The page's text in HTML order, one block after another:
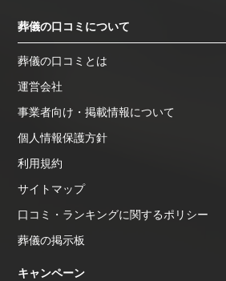
葬儀の口コミについて
葬儀の口コミとは
運営会社
事業者向け・掲載情報について
個人情報保護方針
利用規約
サイトマップ
口コミ・ランキングに関するポリシー
葬儀の掲示板
キャンペーン